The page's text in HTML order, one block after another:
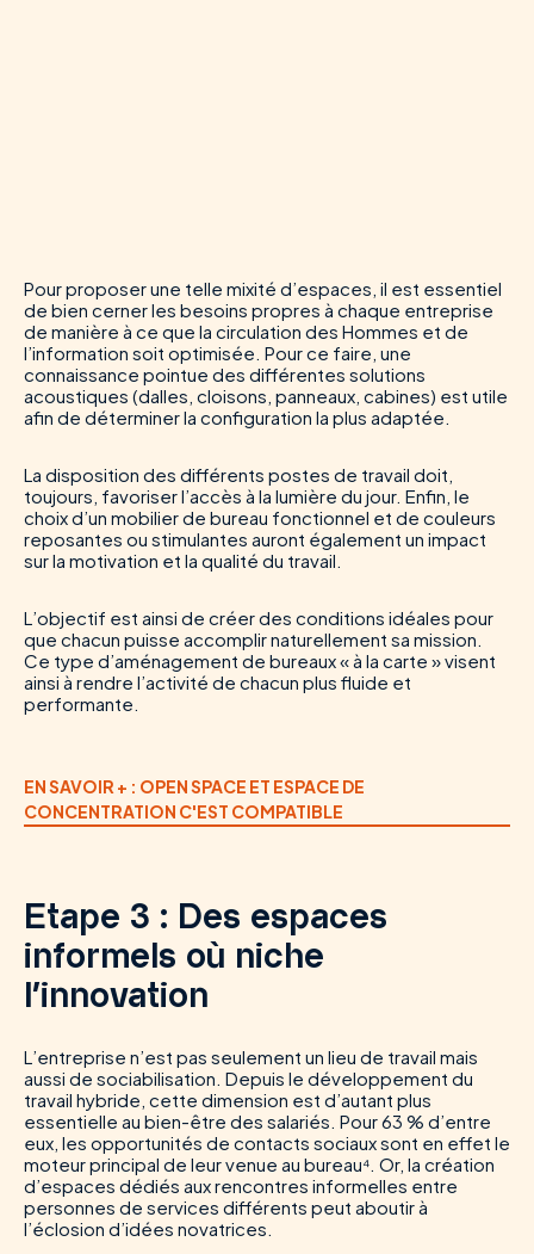
Pour proposer une telle mixité d’espaces, il est essentiel
de bien cerner les besoins propres à chaque entreprise
de manière à ce que la circulation des Hommes et de
l’information soit optimisée. Pour ce faire, une
connaissance pointue des différentes solutions
acoustiques (dalles, cloisons, panneaux, cabines) est utile
afin de déterminer la configuration la plus adaptée.
La disposition des différents postes de travail doit,
toujours, favoriser l’accès à la lumière du jour. Enfin, le
choix d’un mobilier de bureau fonctionnel et de couleurs
reposantes ou stimulantes auront également un impact
sur la motivation et la qualité du travail.
L’objectif est ainsi de créer des conditions idéales pour
que chacun puisse accomplir naturellement sa mission.
Ce type d’aménagement de bureaux « à la carte » visent
ainsi à rendre l’activité de chacun plus fluide et
performante.
EN SAVOIR + : OPEN SPACE ET ESPACE DE
CONCENTRATION C'EST COMPATIBLE
Etape 3 : Des espaces
informels où niche
l’innovation
L’entreprise n’est pas seulement un lieu de travail mais
aussi de sociabilisation. Depuis le développement du
travail hybride, cette dimension est d’autant plus
essentielle au bien-être des salariés. Pour 63 % d’entre
eux, les opportunités de contacts sociaux sont en effet le
moteur principal de leur venue au bureau⁴. Or, la création
d’espaces dédiés aux rencontres informelles entre
personnes de services différents peut aboutir à
l’éclosion d’idées novatrices.